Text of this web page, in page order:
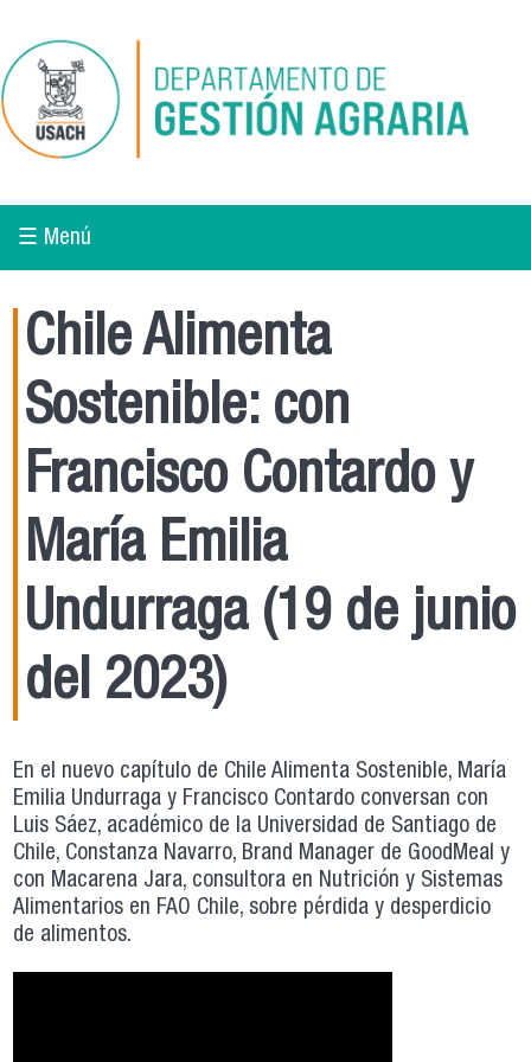
☰ Menú
Chile Alimenta
Sostenible: con
Francisco Contardo y
María Emilia
Undurraga (19 de junio
del 2023)
En el nuevo capítulo de Chile Alimenta Sostenible, María
Emilia Undurraga y Francisco Contardo conversan con
Luis Sáez, académico de la Universidad de Santiago de
Chile, Constanza Navarro, Brand Manager de GoodMeal y
con Macarena Jara, consultora en Nutrición y Sistemas
Alimentarios en FAO Chile, sobre pérdida y desperdicio
de alimentos.